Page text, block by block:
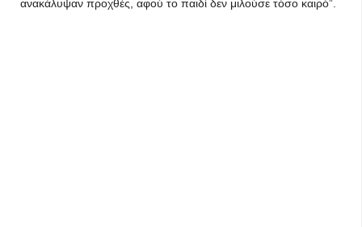
ανακάλυψαν προχθές, αφού το παιδί δεν μιλούσε τόσο καιρό”.